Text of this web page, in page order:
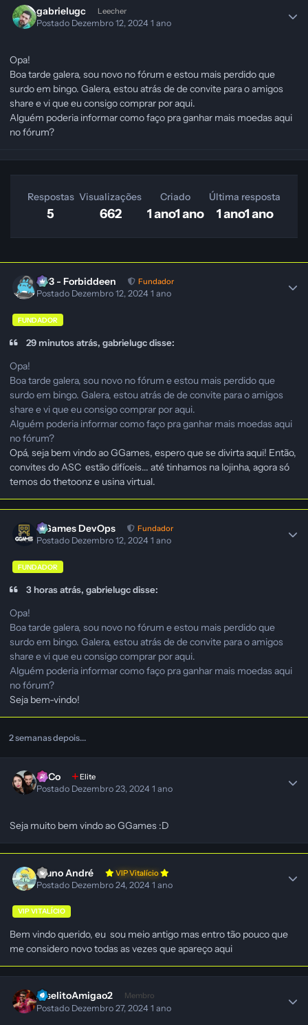
gabrielugc Leecher
Postado Dezembro 12, 20241 ano
Opa!
Boa tarde galera, sou novo no fórum e estou mais perdido que
surdo em bingo. Galera, estou atrás de de convite para o amigos
share e vi que eu consigo comprar por aqui.
Alguém poderia informar como faço pra ganhar mais moedas aqui
no fórum?
Respostas
5
Visualizações
662
Criado
1 ano1 ano
Última resposta
1 ano1 ano
403 - Forbiddeen Fundador
Postado Dezembro 12, 20241 ano
FUNDADOR
29 minutos atrás, gabrielugc disse:
Opa!
Boa tarde galera, sou novo no fórum e estou mais perdido que
surdo em bingo. Galera, estou atrás de de convite para o amigos
share e vi que eu consigo comprar por aqui.
Alguém poderia informar como faço pra ganhar mais moedas aqui
no fórum?
Opá, seja bem vindo ao GGames, espero que se divirta aqui! Então,
convites do ASC estão difíceis... até tinhamos na lojinha, agora só
temos do thetoonz e usina virtual.
GGames DevOps Fundador
Postado Dezembro 12, 20241 ano
FUNDADOR
3 horas atrás, gabrielugc disse:
Opa!
Boa tarde galera, sou novo no fórum e estou mais perdido que
surdo em bingo. Galera, estou atrás de de convite para o amigos
share e vi que eu consigo comprar por aqui.
Alguém poderia informar como faço pra ganhar mais moedas aqui
no fórum?
Seja bem-vindo!
2 semanas depois...
SeCo Elite
Postado Dezembro 23, 20241 ano
Seja muito bem vindo ao GGames :D
Bruno André VIP Vitalício
Postado Dezembro 24, 20241 ano
VIP VITALÍCIO
Bem vindo querido, eu sou meio antigo mas entro tão pouco que
me considero novo todas as vezes que apareço aqui
JoselitoAmigao2 Membro
Postado Dezembro 27, 20241 ano